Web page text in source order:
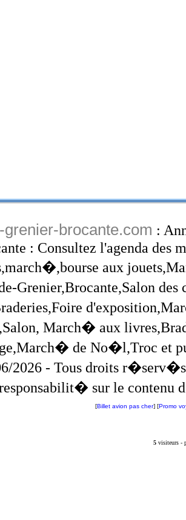
brocante.com :
: Consultez l'agenda des
aux
Grenier,Brocante,Salon
March� aux
de No�l,Troc et
2026 - Tous droits
sur le contenu
[Billet avion pas cher] [Promo
5visiteurs -